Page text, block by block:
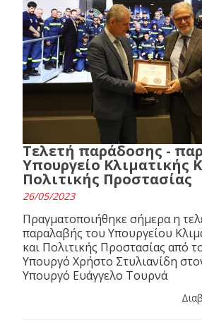
Τελετή παράδοσης -
Υπουργείο Κλιματικής
Πολιτικής Προστασίας
26/05/2023
Πραγματοποιήθηκε σήμερα η
παραλαβής του Υπουργείου
και Πολιτικής Προστασίας από
Υπουργό Χρήστο Στυλιανίδη
Υπουργό Ευάγγελο Τουρνά